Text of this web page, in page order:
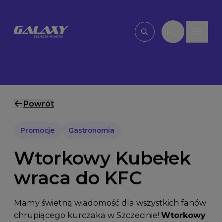
Wpisz, czego
Powrót
Promocje Gastronomia
Wtorkowy Kubełek
wraca do KFC
Mamy świetną wiadomość dla wszystkich fanów
chrupiącego kurczaka w Szczecinie! Wtorkowy